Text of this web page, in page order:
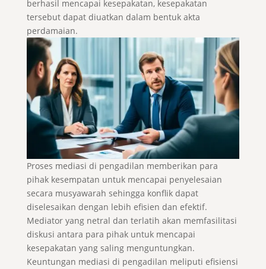
berhasil mencapai kesepakatan, kesepakatan
tersebut dapat diuatkan dalam bentuk akta
perdamaian.
Proses mediasi di pengadilan memberikan para
pihak kesempatan untuk mencapai penyelesaian
secara musyawarah sehingga konflik dapat
diselesaikan dengan lebih efisien dan efektif.
Mediator yang netral dan terlatih akan memfasilitasi
diskusi antara para pihak untuk mencapai
kesepakatan yang saling menguntungkan.
Keuntungan mediasi di pengadilan meliputi efisiensi